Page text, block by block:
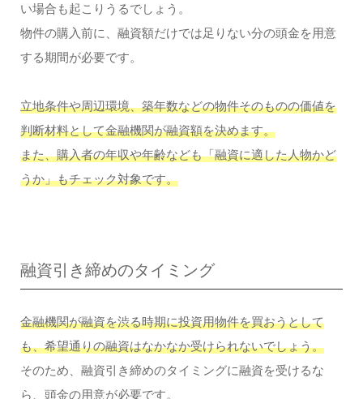
い場合も起こりうるでしょう。
物件の購入前に、融資額だけでは足りない分の頭金を用意
する期間が必要です。
立地条件や周辺環境、築年数などの物件そのものの価値を
判断材料として金融機関が融資額を決めます。
また、購入者の年収や年齢なども「融資に適した人物かど
うか」もチェック対象です。
融資引き締めのタイミング
金融機関が融資を渋る時期に投資用物件を買おうとして
も、希望通りの融資はなかなか受けられないでしょう。
そのため、融資引き締めのタイミングに融資を受けるな
ら、頭金の用意が必要です。